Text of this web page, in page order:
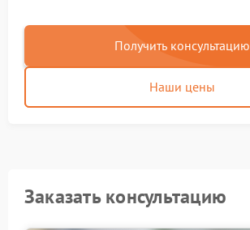
Получить консультацию
Наши цены
Заказать консультацию